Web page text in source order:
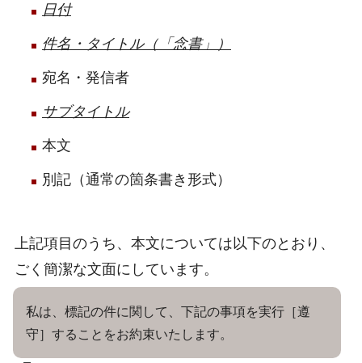
日付
件名・タイトル（「念書」）
宛名・発信者
サブタイトル
本文
別記（通常の箇条書き形式）
上記項目のうち、本文については以下のとおり、
ごく簡潔な文面にしています。
私は、標記の件に関して、下記の事項を実行［遵
守］することをお約束いたします。